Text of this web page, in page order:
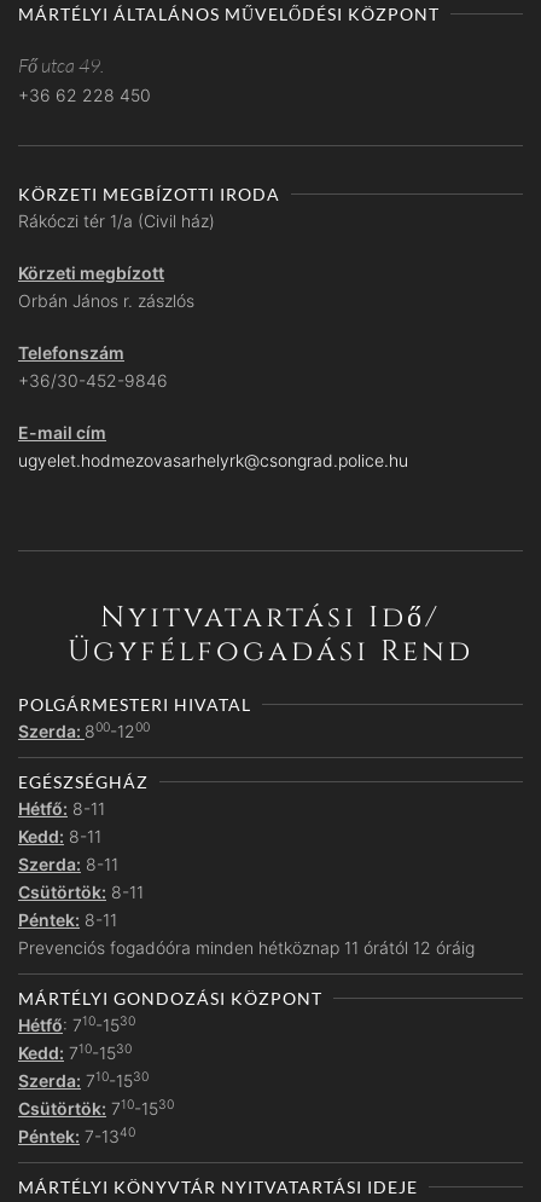
MÁRTÉLYI ÁLTALÁNOS MŰVELŐDÉSI KÖZPONT
Fő utca 49.
+36 62 228 450
KÖRZETI MEGBÍZOTTI IRODA
Rákóczi tér 1/a (Civil ház)
Körzeti megbízott
Orbán János r. zászlós
Telefonszám
+36/30-452-9846
E-mail cím
ugyelet.hodmezovasarhelyrk@csongrad.police.hu
Nyitvatartási Idő/
Ügyfélfogadási Rend
POLGÁRMESTERI HIVATAL
Szerda: 800-1200
EGÉSZSÉGHÁZ
Hétfő: 8-11
Kedd: 8-11
Szerda: 8-11
Csütörtök: 8-11
Péntek: 8-11
Prevenciós fogadóóra minden hétköznap 11 órától 12 óráig
MÁRTÉLYI GONDOZÁSI KÖZPONT
Hétfő: 710-1530
Kedd: 710-1530
Szerda: 710-1530
Csütörtök: 710-1530
Péntek: 7-1340
MÁRTÉLYI KÖNYVTÁR NYITVATARTÁSI IDEJE